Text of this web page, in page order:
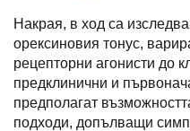
Накрая, в ход са
орексиновия тонус,
рецепторни агонисти до
предклинични и
предполагат
подходи, допълващи